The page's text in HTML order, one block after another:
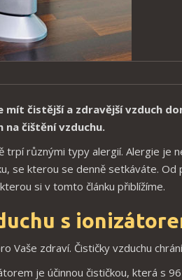
čistější a zdravější vzduch
na čištění vzduchu.
trpí různými typy alergií. Alergie je
se kterou se denně setkáváte. Od
si v tomto článku přiblížíme.
s
Vaše zdraví. Čističky vzduchu
je účinnou čističkou, která s